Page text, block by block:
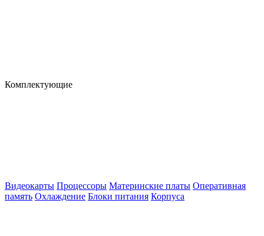
Комплектующие
Видеокарты Процессоры Материнские платы Оперативная
память Охлаждение Блоки питания Корпуса